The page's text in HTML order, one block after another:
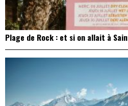
Plage de Rock : et si on allait à